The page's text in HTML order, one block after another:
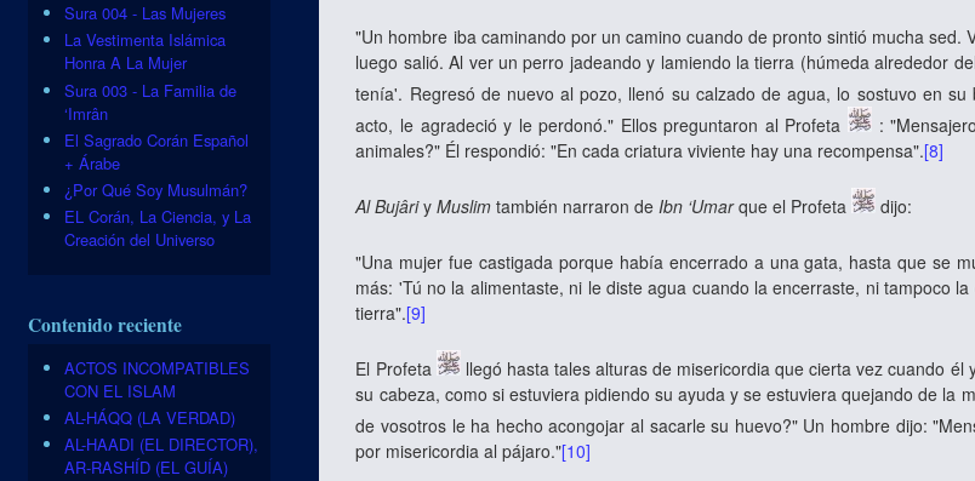
"Un hombre iba caminando por un camino cuando de pronto sintió mucha
luego salió. Al ver un perro jadeando y lamiendo la tierra (húmeda alrededor
tenía'. Regresó de nuevo al pozo, llenó su calzado de agua, lo sostuvo en
acto, le agradeció y le perdonó." Ellos preguntaron al Profeta
:
animales?" Él respondió: "En cada criatura viviente hay una recompensa".[8]
Al BujâriyMuslim también narraron deIbn ‘Umarque el Profeta dijo:
"Una mujer fue castigada porque había encerrado a una gata, hasta que se
más: 'Tú no la alimentaste, ni le diste agua cuando la encerraste, ni tampoco
tierra".[9]
El Profeta
llegó hasta tales alturas de misericordia que cierta vez cuando
su cabeza, como si estuviera pidiendo su ayuda y se estuviera quejando de
de vosotros le ha hecho acongojar al sacarle su huevo?" Un hombre dijo:
por misericordia al pájaro."[10]
Sura 004 - Las Mujeres
La Vestimenta Islámica
Honra A La Mujer
Sura 003 - La Familia de
‘Imrân
El Sagrado Corán Español
+ Árabe
¿Por Qué Soy Musulmán?
EL Corán, La Ciencia, y La
Creación del Universo
Contenido reciente
ACTOS INCOMPATIBLES
CON EL ISLAM
AL-HÁQQ (LA VERDAD)
AL-HAADI (EL DIRECTOR),
AR-RASHÍD (EL GUÍA)